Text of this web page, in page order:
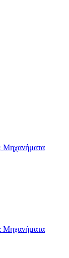
Μηχανήματα
Μηχανήματα